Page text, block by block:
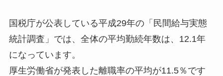
国税庁が公表している平成29年の「民間給与実態
統計調査」では、全体の平均勤続年数は、12.1年
になっています。
厚生労働省が発表した離職率の平均が11.5％です